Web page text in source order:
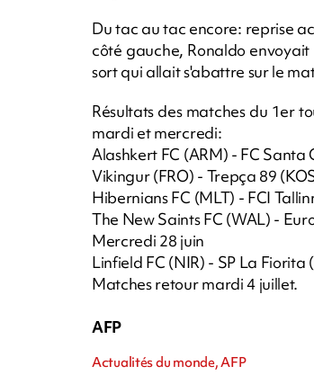
Du tac au tac encore: reprise
côté gauche, Ronaldo
sort qui allait s'abattre sur le
Résultats des matches du 1er
mardi et mercredi:
Alashkert FC (ARM) - FC Santa
Vikingur (FRO) - Trepça 89
Hibernians FC (MLT) - FCI
The New Saints FC (WAL) -
Mercredi 28 juin
Linfield FC (NIR) - SP La Fiorita
Matches retour mardi 4 juillet.
AFP
Actualités du monde, AFP